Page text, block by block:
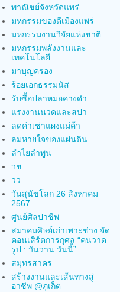
พาณิชย์จังหวัดแพร่
มหกรรมของดีเมืองแพร่
มหกรรมงานวิจัยแห่งชาติ
มหกรรมพลังงานและ
เทคโนโลยี
มาบุญครอง
ร้อยเอกธรรมนัส
รับซื้อปลาหมอคางดำ
แรงงานนวดและสปา
ลดค่าเช่าแผงแม่ค้า
ลมหายใจของแผ่นดิน
ลำไยลำพูน
วช
วว
วันสุนัขโลก 26 สิงหาคม
2567
ศูนย์ศิลปาชีพ
สมาคมศิษย์เก่าเพาะช่าง จัด
คอนเสิร์ตการกุศล “คนวาด
รูป : วันวาน วันนี้”
สมุทรสาคร
สร้างงานและเส้นทางสู่
อาชีพ @ภูเก็ต